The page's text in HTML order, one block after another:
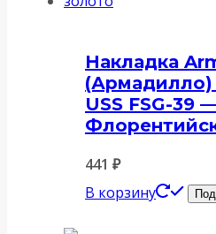
Накладка
(Армадилло)
USS FSG-39
441 ₽
В корзину